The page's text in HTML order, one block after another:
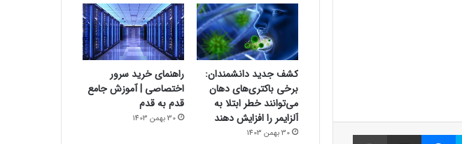
اسکایپ مسنجر اشتراک گذاری با ایمیل
کشف جدید دانشمندان:
برخی باکتری‌های دهان
می‌توانند خطر ابتلا به
آلزایمر را افزایش دهند
30 بهمن 1403
راهنمای خرید سرور
اختصاصی | آموزش جامع
قدم به قدم
30 بهمن 1403